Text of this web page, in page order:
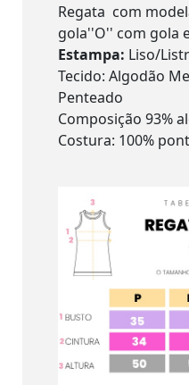
Regata com
gola''O'' com gola
Estampa: Liso/
Tecido: Algodão
Penteado
Composição 93%
Costura: 100%